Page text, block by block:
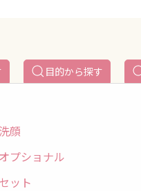
目的から探す
洗顔
オプショナル
セット